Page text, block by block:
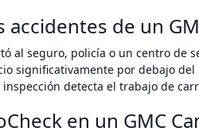
de un
al seguro, policía o un centro de
significativamente por debajo
detecta el trabajo de
en un GMC